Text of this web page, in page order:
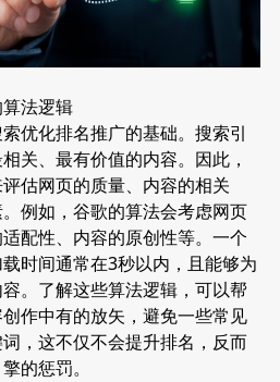
法逻辑
化排名推广的基础。搜索引
关、最有价值的内容。因此，
估网页的质量、内容的相关
例如，谷歌的算法会考虑网页
配性、内容的原创性等。一个
时间通常在3秒以内，且能够为
。了解这些算法逻辑，可以帮
作中有的放矢，避免一些常见
，这不仅不会提升排名，反而
的惩罚。